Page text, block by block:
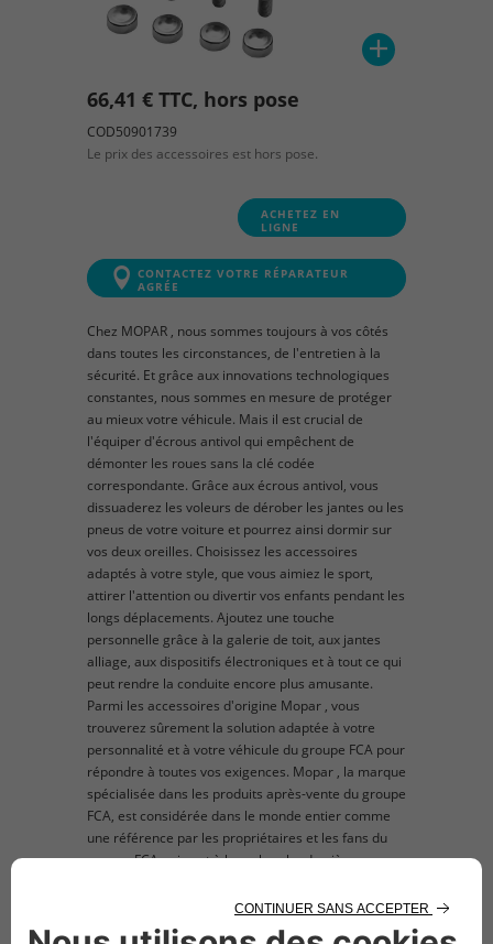
66,41 € TTC, hors pose
COD50901739
Le prix des accessoires est hors pose.
ACHETEZ EN
LIGNE
CONTACTEZ VOTRE RÉPARATEUR
AGRÉE
Chez MOPAR , nous sommes toujours à vos côtés
dans toutes les circonstances, de l'entretien à la
sécurité. Et grâce aux innovations technologiques
constantes, nous sommes en mesure de protéger
au mieux votre véhicule. Mais il est crucial de
l'équiper d'écrous antivol qui empêchent de
démonter les roues sans la clé codée
correspondante. Grâce aux écrous antivol, vous
dissuaderez les voleurs de dérober les jantes ou les
pneus de votre voiture et pourrez ainsi dormir sur
vos deux oreilles. Choisissez les accessoires
adaptés à votre style, que vous aimiez le sport,
attirer l'attention ou divertir vos enfants pendant les
longs déplacements. Ajoutez une touche
personnelle grâce à la galerie de toit, aux jantes
alliage, aux dispositifs électroniques et à tout ce qui
peut rendre la conduite encore plus amusante.
Parmi les accessoires d'origine Mopar , vous
trouverez sûrement la solution adaptée à votre
personnalité et à votre véhicule du groupe FCA pour
répondre à toutes vos exigences. Mopar , la marque
spécialisée dans les produits après-vente du groupe
FCA, est considérée dans le monde entier comme
une référence par les propriétaires et les fans du
groupe FCA qui sont à la recherche de pièces
leur véhicule. L’image du produit proposé est
donnée exclusivement à titre indicatif à des fins